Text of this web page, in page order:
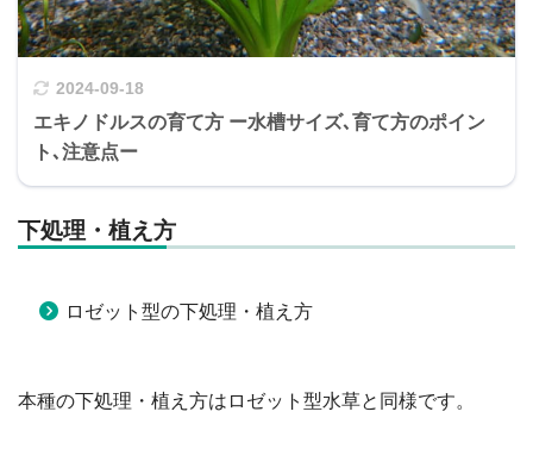
2024-09-18
エキノドルスの育て方 ー水槽サイズ､育て方のポイン
ト､注意点ー
下処理・植え方
ロゼット型の下処理・植え方
本種の下処理・植え方はロゼット型水草と同様です。